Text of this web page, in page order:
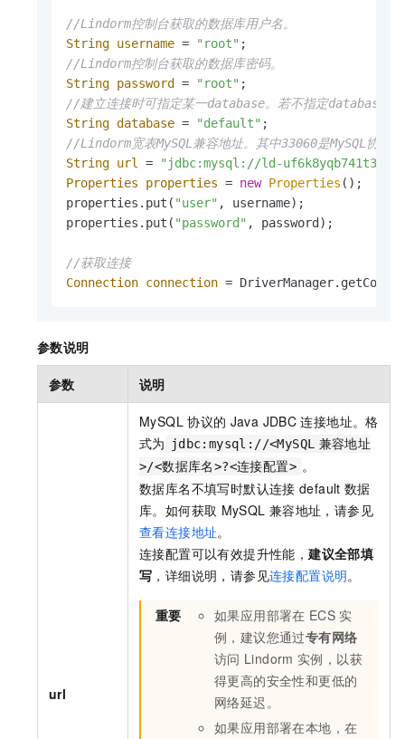
//Lindorm控制台获取的数据库用户名。
String username = "root"
//Lindorm控制台获取的数据库密码。
String password = "root"
//建立连接时可指定某一database。若不指定database
String database = "default"
//Lindorm宽表MySQL兼容地址。其中33060是MySQL协议
String url =
"jdbc:mysql://ld-
Properties
properties = new Properties ();
properties.put( "user" , username);
properties.put( "password" , password);
//获取连接
Connection connection =
参数说明
参数 说明
url
MySQL 协议的 Java JDBC 连接地址。格
式为
jdbc:mysql://<MySQL 兼容地址
>/<数据库名>?<连接配置> 。
数据库名不填写时默认连接 default 数据
库。如何获取 MySQL 兼容地址，请参见
查看连接地址。
连接配置可以有效提升性能，建议全部填
写 ，详细说明，请参见连接配置说明。
重要 如果应用部署在 ECS 实
例，建议您通过专有网络
访问 Lindorm 实例，以获
得更高的安全性和更低的
网络延迟。
如果应用部署在本地，在